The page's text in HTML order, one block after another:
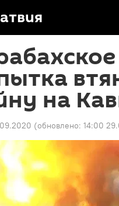
на
(обновлено: 14:00